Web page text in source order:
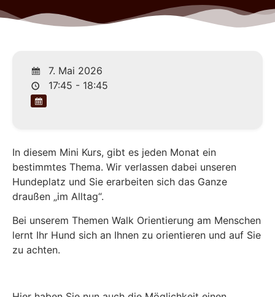
7. Mai 2026
17:45 - 18:45
In diesem Mini Kurs, gibt es jeden Monat ein
bestimmtes Thema. Wir verlassen dabei unseren
Hundeplatz und Sie erarbeiten sich das Ganze
draußen „im Alltag“.
Bei unserem Themen Walk Orientierung am Menschen
lernt Ihr Hund sich an Ihnen zu orientieren und auf Sie
zu achten.